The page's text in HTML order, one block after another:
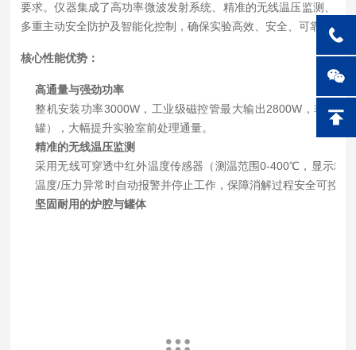
要求。仪器集成了高功率微波发射系统、精准的无线温压监测、
多重主动安全防护及智能化控制，确保实验高效、安全、可靠。
核心性能优势：
高通量与强劲功率
整机安装功率3000W，工业级磁控管最大输出2800W，非脉
罐），大幅提升实验室前处理通量。
精准的无线温压监测
采用无线可穿透中红外温度传感器（测温范围0-400℃，显示精
温度/压力异常时自动报警并停止工作，保障消解过程安全可控。
坚固耐用的炉腔与罐体